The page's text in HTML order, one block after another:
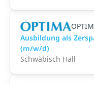
Ausbildung als
(m/w/d)
Schwäbisch Hall